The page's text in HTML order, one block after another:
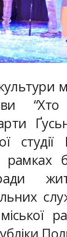
студії
рамках